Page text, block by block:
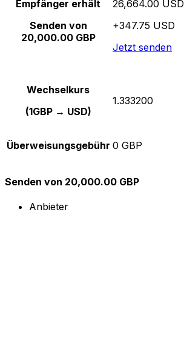
Empfänger erhält
Senden von
20,000.00 GBP
26,664.00 USD
+347.75 USD
Jetzt senden
Wechselkurs
(1GBP → USD)
1.333200
Überweisungsgebühr 0 GBP
Senden von 20,000.00 GBP
Anbieter